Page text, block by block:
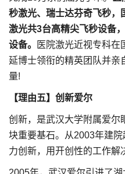
秒激光、瑞士达芬奇飞秒
激光共3台高精尖飞秒设备
设备。
医院激光近视专科在
延博士领衔的精英团队并亲
量!
【理由五】创新爱尔
创新，是武汉大学附属爱尔
块重要基石。从2003年建
力创新，用开创性的工作解